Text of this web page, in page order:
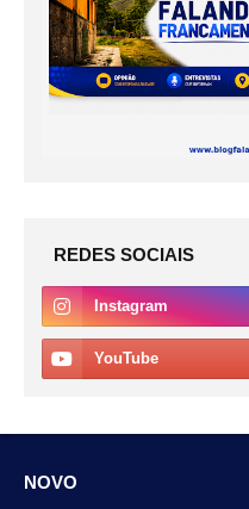
REDES SOCIAIS
NOVO